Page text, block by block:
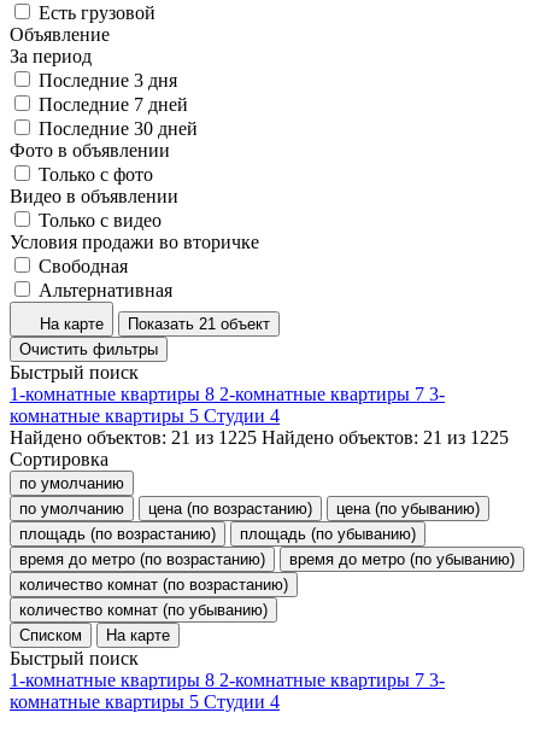
Есть грузовой
Объявление
За период
Последние 3 дня
Последние 7 дней
Последние 30 дней
Фото в объявлении
Только с фото
Видео в объявлении
Только с видео
Условия продажи во вторичке
Свободная
Альтернативная
На карте
Показать 21 объект
Очистить фильтры
Быстрый поиск
1-комнатные квартиры 8 2-комнатные квартиры 7 3-
комнатные квартиры 5 Студии 4
Найдено объектов: 21 из 1225 Найдено объектов: 21 из 1225
Сортировка
по умолчанию
по умолчанию
цена (по возрастанию)
цена (по убыванию)
площадь (по возрастанию)
площадь (по убыванию)
время до метро (по возрастанию)
время до метро (по убыванию)
количество комнат (по возрастанию)
количество комнат (по убыванию)
Списком
На карте
Быстрый поиск
1-комнатные квартиры 8 2-комнатные квартиры 7 3-
комнатные квартиры 5 Студии 4